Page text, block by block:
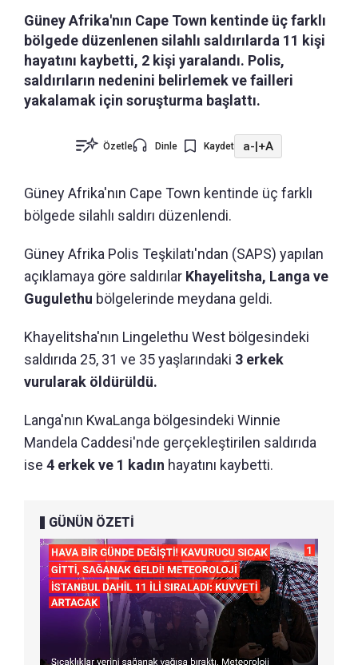
Güney Afrika'nın Cape Town kentinde üç farklı
bölgede düzenlenen silahlı saldırılarda 11 kişi
hayatını kaybetti, 2 kişi yaralandı. Polis,
saldırıların nedenini belirlemek ve failleri
yakalamak için soruşturma başlattı.
Özetle Dinle Kaydet a-|+A
Güney Afrika'nın Cape Town kentinde üç farklı
bölgede silahlı saldırı düzenlendi.
Güney Afrika Polis Teşkilatı'ndan (SAPS) yapılan
açıklamaya göre saldırılar Khayelitsha, Langa ve
Gugulethu bölgelerinde meydana geldi.
Khayelitsha'nın Lingelethu West bölgesindeki
saldırıda 25, 31 ve 35 yaşlarındaki 3 erkek
vurularak öldürüldü.
Langa'nın KwaLanga bölgesindeki Winnie
Mandela Caddesi'nde gerçekleştirilen saldırıda
ise 4 erkek ve 1 kadın hayatını kaybetti.
GÜNÜN ÖZETİ